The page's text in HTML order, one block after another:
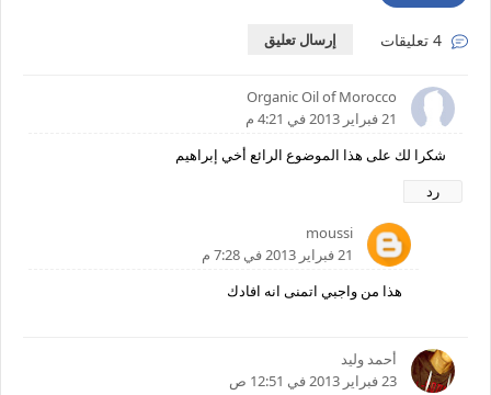
إرسال تعليق
Organic Oil of Morocco
21 فبراير 2013 في 4:21 م
شكرا لك على هذا الموضوع الرائع أخي إبراهيم
رد
moussi
21 فبراير 2013 في 7:28 م
هذا من واجبي اتمنى انه افادك
أحمد وليد
23 فبراير 2013 في 12:51 ص